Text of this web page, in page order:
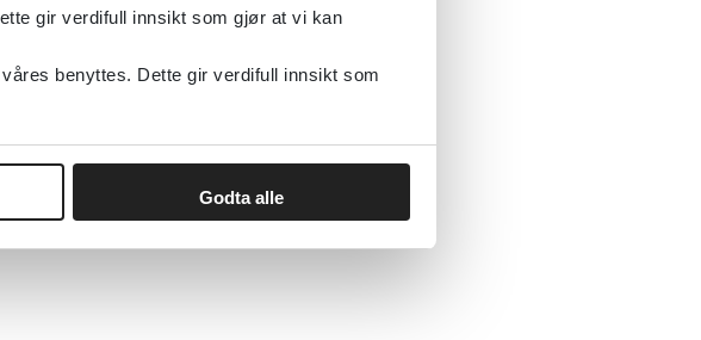
gir verdifull innsikt som gjør at vi kan
benyttes. Dette gir verdifull innsikt som
Godta alle